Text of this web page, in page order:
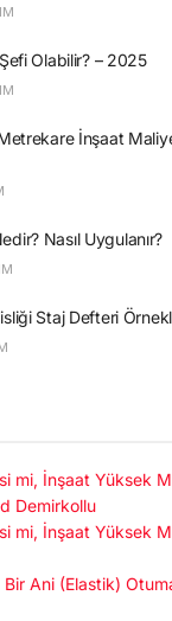
Olabilir? – 2025
İnşaat
Nasıl Uygulanır?
Staj Defteri
mi, İnşaat Yüksek
Demirkollu
mi, İnşaat Yüksek
Ani (Elastik)